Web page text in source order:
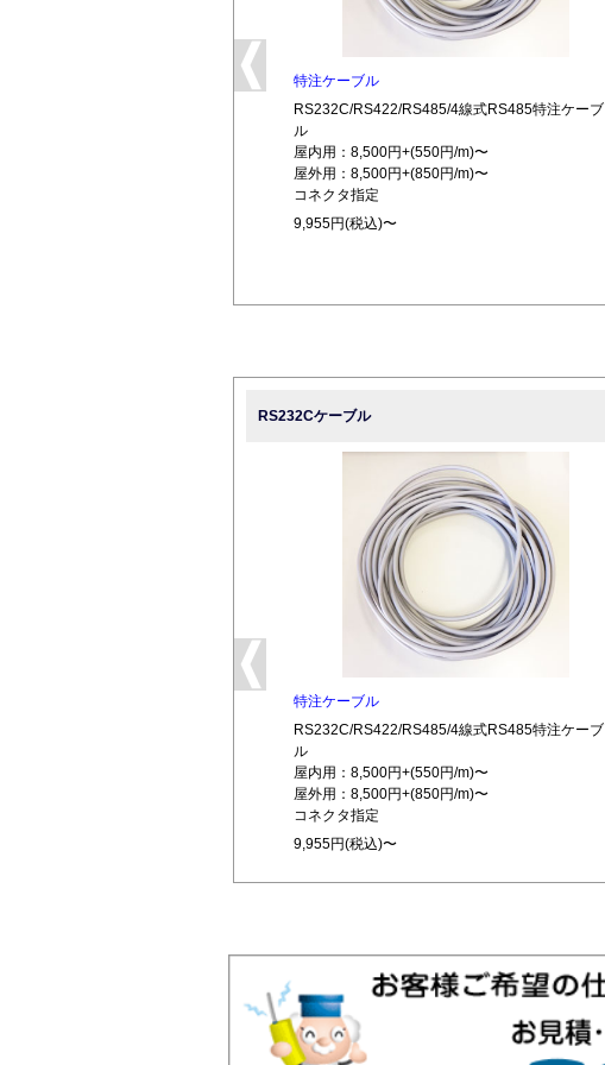
特注ケーブル
RS232C/RS422/RS485/4線式RS485特注ケーブ
ル
屋内用：8,500円+(550円/m)〜
屋外用：8,500円+(850円/m)〜
コネクタ指定
9,955円(税込)〜
RS232Cケーブル
特注ケーブル
RS232C/RS422/RS485/4線式RS485特注ケーブ
ル
屋内用：8,500円+(550円/m)〜
屋外用：8,500円+(850円/m)〜
コネクタ指定
9,955円(税込)〜